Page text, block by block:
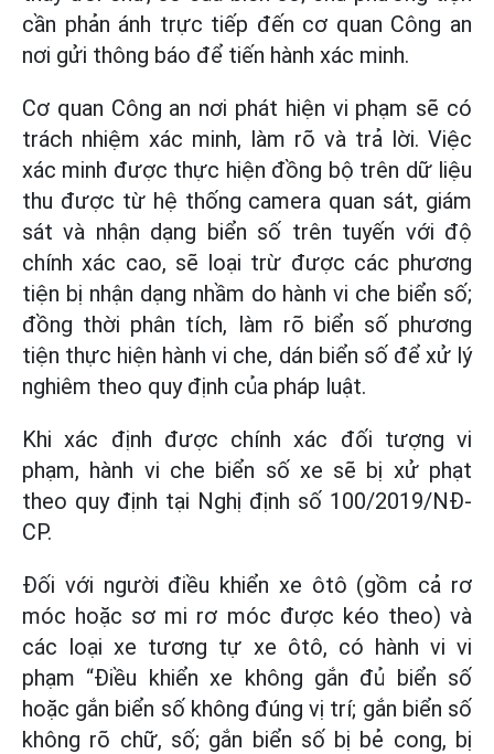
cần phản ánh trực tiếp đến cơ quan Công an
nơi gửi thông báo để tiến hành xác minh.
Cơ quan Công an nơi phát hiện vi phạm sẽ có
trách nhiệm xác minh, làm rõ và trả lời. Việc
xác minh được thực hiện đồng bộ trên dữ liệu
thu được từ hệ thống camera quan sát, giám
sát và nhận dạng biển số trên tuyến với độ
chính xác cao, sẽ loại trừ được các phương
tiện bị nhận dạng nhầm do hành vi che biển số;
đồng thời phân tích, làm rõ biển số phương
tiện thực hiện hành vi che, dán biển số để xử lý
nghiêm theo quy định của pháp luật.
Khi xác định được chính xác đối tượng vi
phạm, hành vi che biển số xe sẽ bị xử phạt
theo quy định tại Nghị định số 100/2019/NĐ-
CP.
Đối với người điều khiển xe ôtô (gồm cả rơ
móc hoặc sơ mi rơ móc được kéo theo) và
các loại xe tương tự xe ôtô, có hành vi vi
phạm “Điều khiển xe không gắn đủ biển số
hoặc gắn biển số không đúng vị trí; gắn biển số
không rõ chữ, số; gắn biển số bị bẻ cong, bị